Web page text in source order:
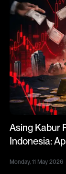
Asing Kabur
Indonesia:
Monday, 11 May 2026